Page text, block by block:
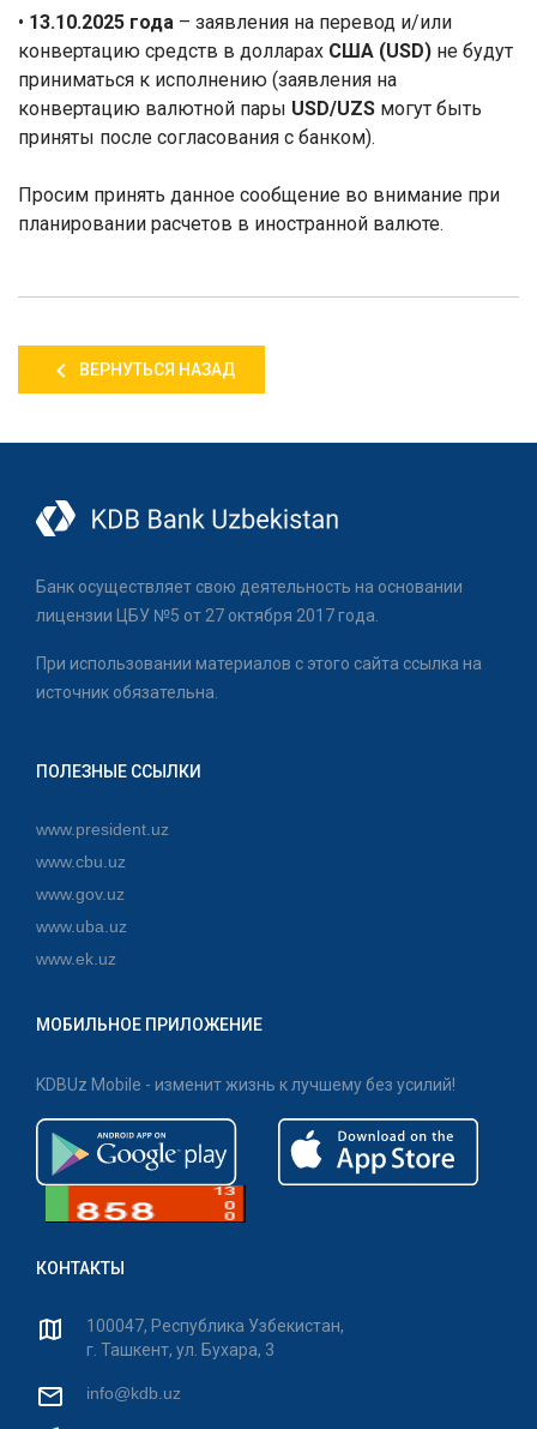
• 13.10.2025 года – заявления на перевод и/или
конвертацию средств в долларах США (USD) не будут
приниматься к исполнению (заявления на
конвертацию валютной пары USD/UZS могут быть
приняты после согласования с банком).
Просим принять данное сообщение во внимание при
планировании расчетов в иностранной валюте.
ВЕРНУТЬСЯ НАЗАД
Банк осуществляет свою деятельность на основании
лицензии ЦБУ №5 от 27 октября 2017 года.
При использовании материалов с этого сайта ссылка на
источник обязательна.
ПОЛЕЗНЫЕ ССЫЛКИ
www.president.uz
www.cbu.uz
www.gov.uz
www.uba.uz
www.ek.uz
МОБИЛЬНОЕ ПРИЛОЖЕНИЕ
KDBUz Mobile - изменит жизнь к лучшему без усилий!
КОНТАКТЫ
100047, Республика Узбекистан,
г. Ташкент, ул. Бухара, 3
info@kdb.uz